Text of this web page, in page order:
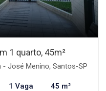
1 quarto, 45m²
- José Menino, Santos-SP
1 Vaga 45 m²